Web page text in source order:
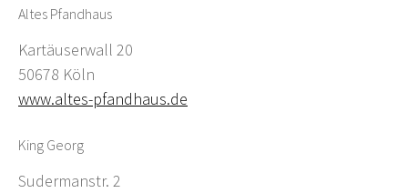
Altes Pfandhaus
Kartäuserwall 20
50678 Köln
www.altes-pfandhaus.de
King Georg
Sudermanstr. 2